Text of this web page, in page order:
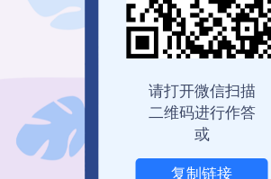
登录查看历史记录 我也
请打开微信扫描
二维码进行作答
或
复制链接